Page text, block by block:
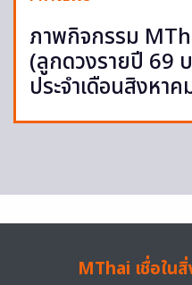
ภาพกิจกรรม
(ลูกดวงรายปี 69
ประจำเดือนสิงหา
MThai เชื่อใน